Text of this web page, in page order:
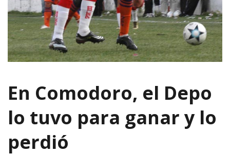
En Comodoro, el Depo
lo tuvo para ganar y lo
perdió